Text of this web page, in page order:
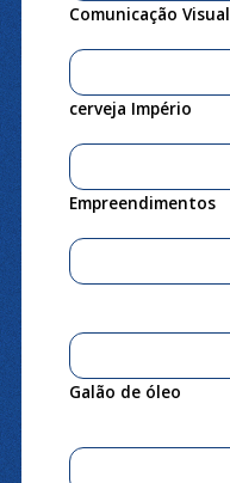
Comunicação Visual
cerveja Império
Empreendimentos
Galão de óleo